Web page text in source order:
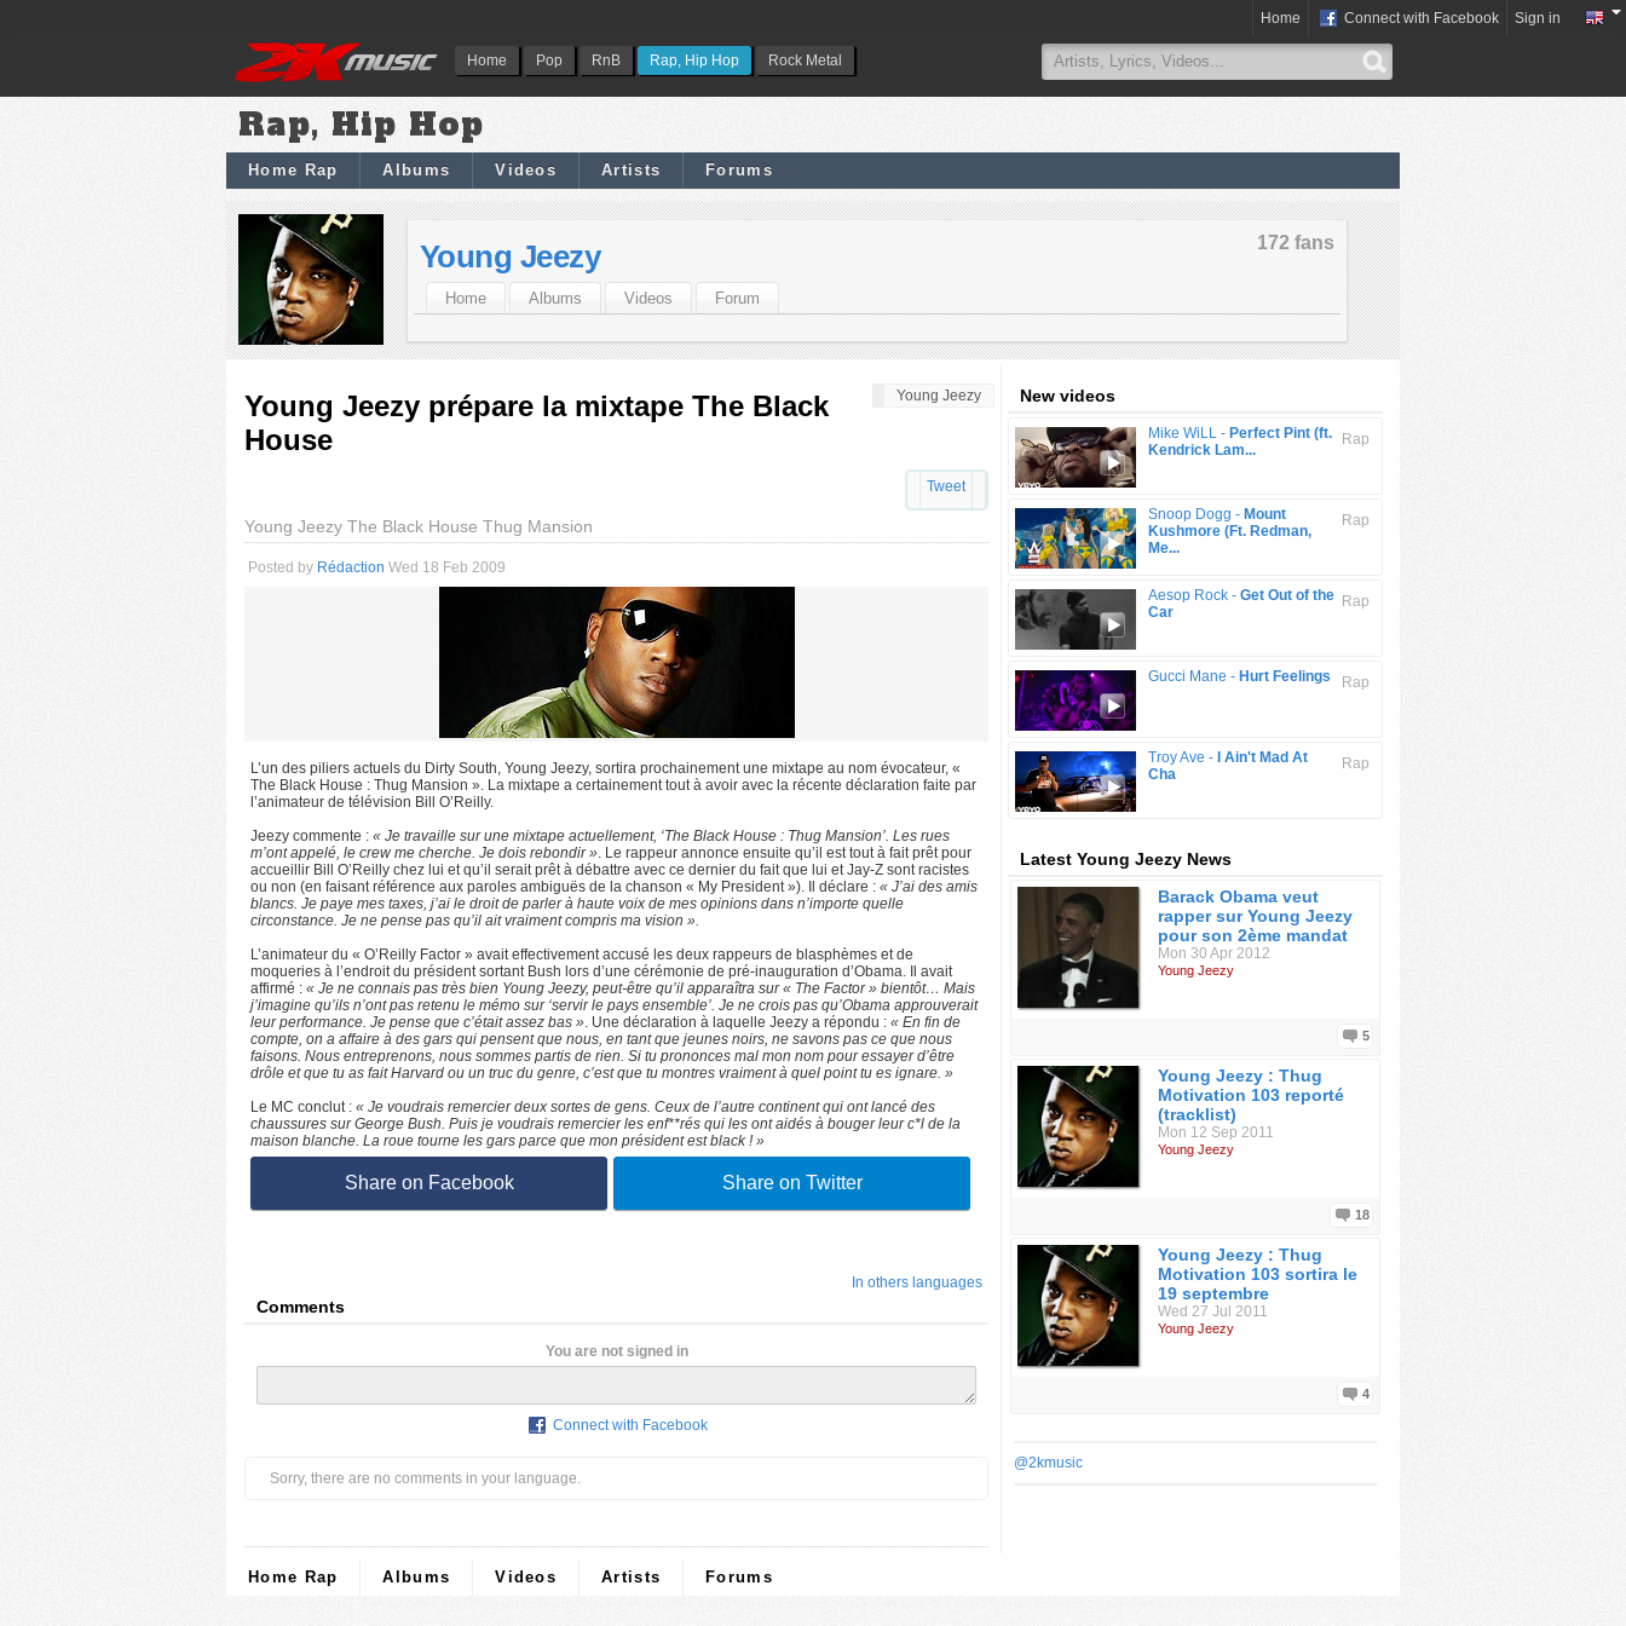
Home Pop RnB Rap, Hip Hop Rock Metal
Home Connect with Facebook Sign in
Rap, Hip Hop
Home Rap Albums Videos Artists Forums
172 fans
Young Jeezy
Home Albums Videos Forum
Young Jeezy
Young Jeezy prépare la mixtape The Black
House
Tweet
Young Jeezy The Black House Thug Mansion
Posted by Rédaction Wed 18 Feb 2009
L’un des piliers actuels du Dirty South, Young Jeezy, sortira prochainement une mixtape au nom évocateur, «
The Black House : Thug Mansion ». La mixtape a certainement tout à avoir avec la récente déclaration faite par
l’animateur de télévision Bill O’Reilly.
Jeezy commente : « Je travaille sur une mixtape actuellement, ‘The Black House : Thug Mansion’. Les rues
m’ont appelé, le crew me cherche. Je dois rebondir ». Le rappeur annonce ensuite qu’il est tout à fait prêt pour
accueillir Bill O’Reilly chez lui et qu’il serait prêt à débattre avec ce dernier du fait que lui et Jay-Z sont racistes
ou non (en faisant référence aux paroles ambiguës de la chanson « My President »). Il déclare : « J’ai des amis
blancs. Je paye mes taxes, j’ai le droit de parler à haute voix de mes opinions dans n’importe quelle
circonstance. Je ne pense pas qu’il ait vraiment compris ma vision ».
L’animateur du « O’Reilly Factor » avait effectivement accusé les deux rappeurs de blasphèmes et de
moqueries à l’endroit du président sortant Bush lors d’une cérémonie de pré-inauguration d’Obama. Il avait
affirmé : « Je ne connais pas très bien Young Jeezy, peut-être qu’il apparaîtra sur « The Factor » bientôt… Mais
j’imagine qu’ils n’ont pas retenu le mémo sur ‘servir le pays ensemble’. Je ne crois pas qu’Obama approuverait
leur performance. Je pense que c’était assez bas ». Une déclaration à laquelle Jeezy a répondu : « En fin de
compte, on a affaire à des gars qui pensent que nous, en tant que jeunes noirs, ne savons pas ce que nous
faisons. Nous entreprenons, nous sommes partis de rien. Si tu prononces mal mon nom pour essayer d’être
drôle et que tu as fait Harvard ou un truc du genre, c’est que tu montres vraiment à quel point tu es ignare. »
Le MC conclut : « Je voudrais remercier deux sortes de gens. Ceux de l’autre continent qui ont lancé des
chaussures sur George Bush. Puis je voudrais remercier les enf**rés qui les ont aidés à bouger leur c*l de la
maison blanche. La roue tourne les gars parce que mon président est black ! »
Share on Facebook Share on Twitter
In others languages
Comments
You are not signed in
Connect with Facebook
Sorry, there are no comments in your language.
New videos
Rap
Mike WiLL - Perfect Pint (ft.
Kendrick Lam...
Rap
Snoop Dogg - Mount
Kushmore (Ft. Redman,
Me...
Rap
Aesop Rock - Get Out of the
Car
Rap
Gucci Mane - Hurt Feelings
Rap
Troy Ave -
I Ain't Mad At
Cha
Latest Young Jeezy News
Barack Obama veut
rapper sur Young Jeezy
pour son 2ème mandat
Mon 30 Apr 2012
Young Jeezy
5
Young Jeezy : Thug
Motivation 103 reporté
(tracklist)
Mon 12 Sep 2011
Young Jeezy
18
Young Jeezy : Thug
Motivation 103 sortira le
19 septembre
Wed 27 Jul 2011
Young Jeezy
4
@2kmusic
Home Rap Albums Videos Artists Forums